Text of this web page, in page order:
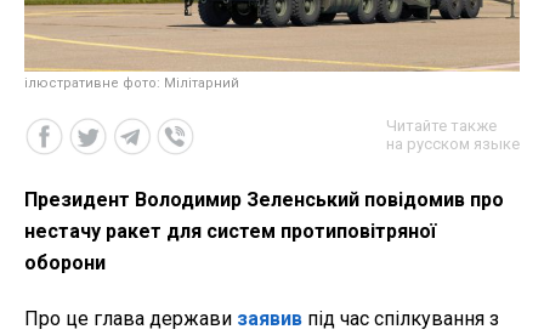
ілюстративне фото: Мілітарний
Читайте также
на русском языке
Президент Володимир Зеленський повідомив про
нестачу ракет для систем протиповітряної
оборони
Про це глава держави заявив під час спілкування з